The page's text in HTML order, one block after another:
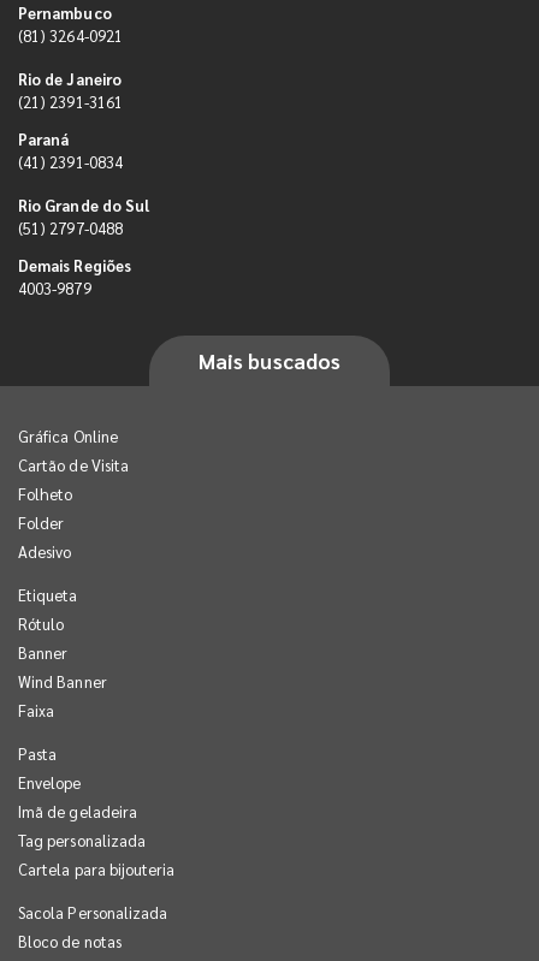
Pernambuco
(81) 3264-0921
Rio de Janeiro
(21) 2391-3161
Paraná
(41) 2391-0834
Rio Grande do Sul
(51) 2797-0488
Demais Regiões
4003-9879
Mais buscados
Gráfica Online
Cartão de Visita
Folheto
Folder
Adesivo
Etiqueta
Rótulo
Banner
Wind Banner
Faixa
Pasta
Envelope
Imã de geladeira
Tag personalizada
Cartela para bijouteria
Sacola Personalizada
Bloco de notas